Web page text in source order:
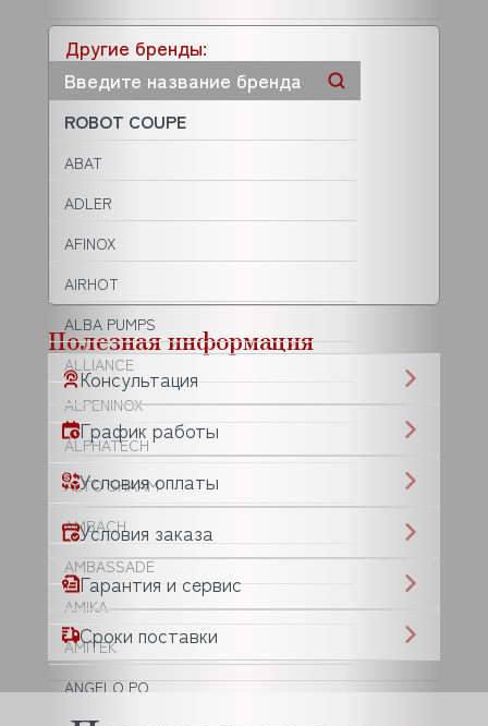
Другие бренды:
ROBOT COUPE
ABAT
ADLER
AFINOX
AIRHOT
ALBA PUMPS
ALLIANCE
ALPENINOX
ALPHATECH
ALTO SHAAM
AMBACH
AMBASSADE
AMIKA
AMITEK
ANGELO PO
Полезная информация
Консультация
График работы
Условия оплаты
Условия заказа
Гарантия и сервис
Сроки поставки